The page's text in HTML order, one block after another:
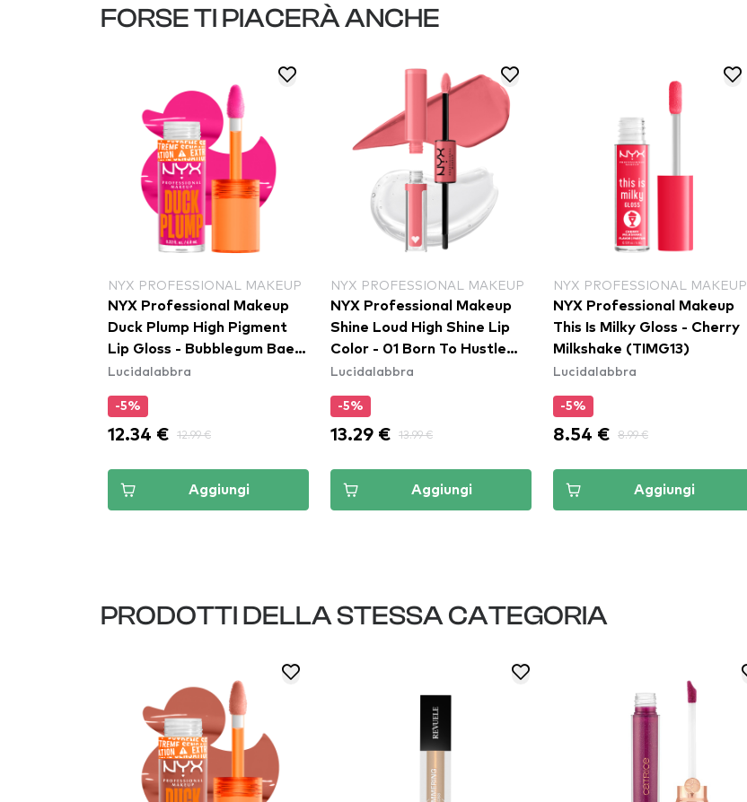
FORSE TI PIACERÀ ANCHE
NYX PROFESSIONAL MAKEUP
NYX Professional Makeup
Duck Plump High Pigment
Lip Gloss - Bubblegum Bae
(DPLL12)
Lucidalabbra
-5%
12.34 € 12.99 €
Aggiungi
NYX PROFESSIONAL MAKEUP
NYX Professional Makeup
Shine Loud High Shine Lip
Color - 01 Born To Hustle
(SHLP01)
Lucidalabbra
-5%
13.29 € 13.99 €
Aggiungi
NYX PROFESSIONAL MAKEUP
NYX Professional Makeup
This Is Milky Gloss - Cherry
Milkshake (TIMG13)
Lucidalabbra
-5%
8.54 € 8.99 €
Aggiungi
PRODOTTI DELLA STESSA CATEGORIA